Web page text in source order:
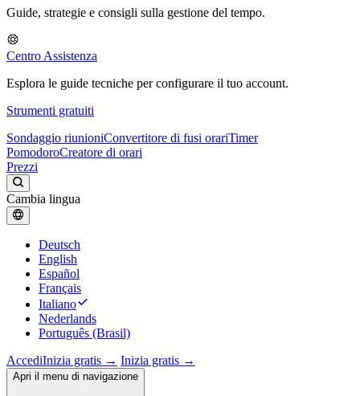
Guide, strategie e consigli sulla gestione del tempo.
Centro Assistenza
Esplora le guide tecniche per configurare il tuo account.
Strumenti gratuiti
Sondaggio riunioniConvertitore di fusi orariTimer
PomodoroCreatore di orari
Prezzi
Cambia lingua
Deutsch
English
Español
Français
Italiano
Nederlands
Português (Brasil)
AccediInizia gratis → Inizia gratis →
Apri il menu di navigazione